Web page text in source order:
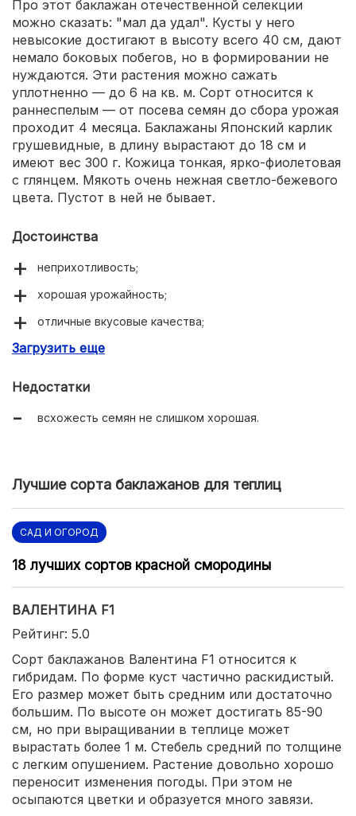
Про этот баклажан отечественной селекции
можно сказать: "мал да удал". Кусты у него
невысокие достигают в высоту всего 40 см, дают
немало боковых побегов, но в формировании не
нуждаются. Эти растения можно сажать
уплотненно — до 6 на кв. м. Сорт относится к
раннеспелым — от посева семян до сбора урожая
проходит 4 месяца. Баклажаны Японский карлик
грушевидные, в длину вырастают до 18 см и
имеют вес 300 г. Кожица тонкая, ярко-фиолетовая
с глянцем. Мякоть очень нежная светло-бежевого
цвета. Пустот в ней не бывает.
Достоинства
неприхотливость;
хорошая урожайность;
отличные вкусовые качества;
устойчивость к болезням;
Загрузить еще
Недостатки
всхожесть семян не слишком хорошая.
Лучшие сорта баклажанов для теплиц
САД И ОГОРОД
18 лучших сортов красной смородины
ВАЛЕНТИНА F1
Рейтинг: 5.0
Сорт баклажанов Валентина F1 относится к
гибридам. По форме куст частично раскидистый.
Его размер может быть средним или достаточно
большим. По высоте он может достигать 85-90
см, но при выращивании в теплице может
вырастать более 1 м. Стебель средний по толщине
с легким опушением. Растение довольно хорошо
переносит изменения погоды. При этом не
осыпаются цветки и образуется много завязи.